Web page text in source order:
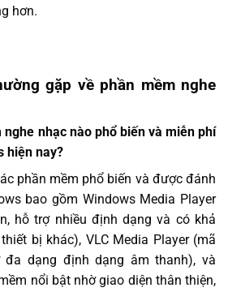
hơn.
gặp về phần mềm nghe
nghe nhạc nào phổ biến và miễn phí
hiện nay?
phần mềm phổ biến và được đánh
bao gồm Windows Media Player
hỗ trợ nhiều định dạng và có khả
bị khác), VLC Media Player (mã
đa dạng định dạng âm thanh), và
nổi bật nhờ giao diện thân thiện,